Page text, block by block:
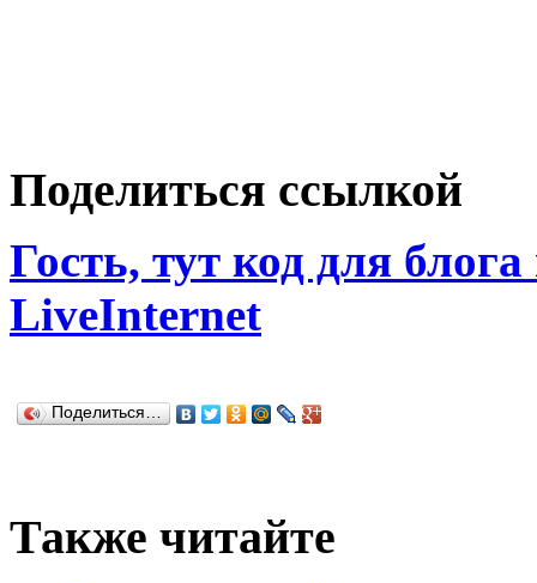
Поделиться ссылкой
Гость, тут код для
LiveInternet
Поделиться…
Также читайте